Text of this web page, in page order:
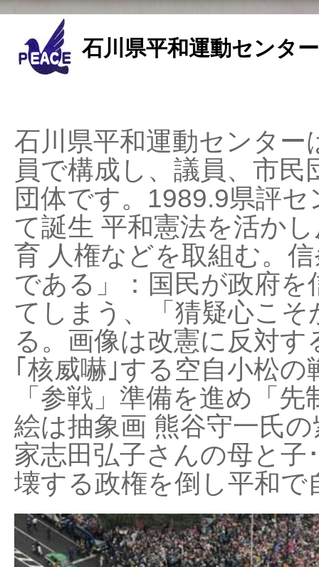
石川県平和運動センタ
石川県平和運動センタ
員で構成し、議員、市
団体です。1989.9県評
て誕生 平和憲法を活か
育 人権などを取組む。
である」：国民が政府
てしまう、「猜疑心こ
る。画像は改憲に反対
｢核威嚇｣する空自小松
「参戦」準備を進め「
絵は抽象画 熊谷守一氏
家志田弘子さんの母と子
壊する政権を倒し平和